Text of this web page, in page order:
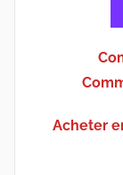
Acheter